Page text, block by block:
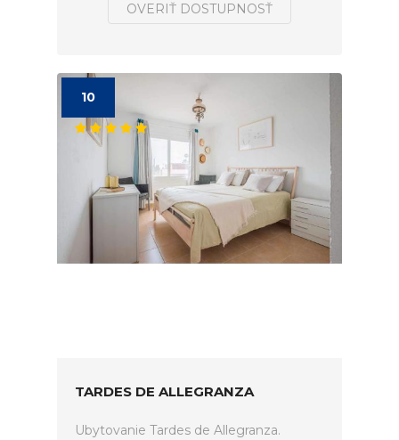
OVERIŤ DOSTUPNOSŤ
10
TARDES DE ALLEGRANZA
Ubytovanie Tardes de Allegranza.